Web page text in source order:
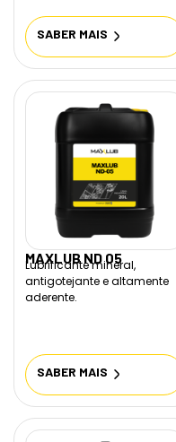
SABER MAIS
MAXLUB ND 05
Lubrificante mineral,
antigotejante e altamente
aderente.
SABER MAIS